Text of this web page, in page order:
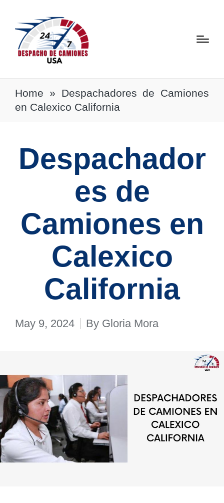
Home » Despachadores de Camiones
en Calexico California
Despachador
es de
Camiones en
Calexico
California
May 9, 2024
Posted
By Gloria Mora